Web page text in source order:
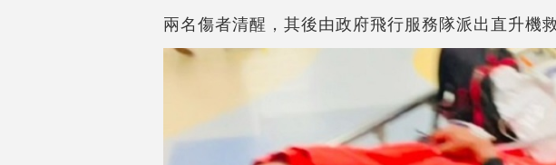
兩名傷者清醒，其後由政府飛行服務隊派出直升機